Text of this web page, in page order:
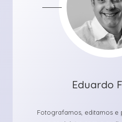
Eduardo
Fotografamos, editamos e